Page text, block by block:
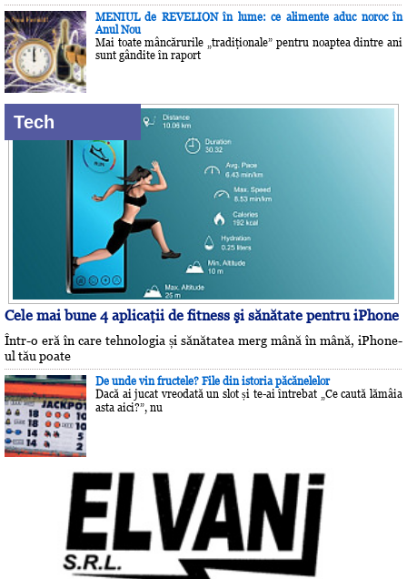
MENIUL de REVELION în lume: ce alimente aduc noroc în
Anul Nou
Mai toate mâncărurile „tradiţionale” pentru noaptea dintre ani
sunt gândite în raport
Tech
Cele mai bune 4 aplicaţii de fitness şi sănătate pentru iPhone
Într-o eră în care tehnologia și sănătatea merg mână în mână, iPhone-
ul tău poate
De unde vin fructele? File din istoria păcănelelor
Dacă ai jucat vreodată un slot și te-ai întrebat „Ce caută lămâia
asta aici?”, nu